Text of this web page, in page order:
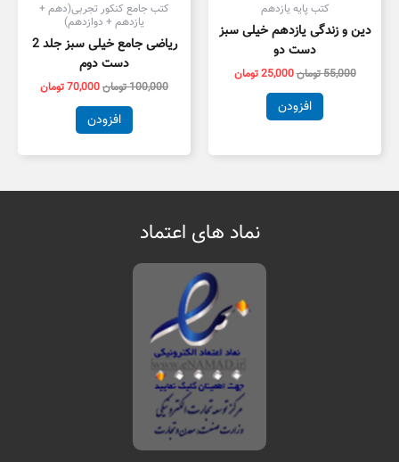
کتب پایه یازدهم
دین و زندگی یازدهم خیلی سبز
دست دو
55,000تومان25,000تومان
افزودن
کتب جامع کنکور تجربی(دهم +
یازدهم + دوازدهم)
ریاضی جامع خیلی سبز جلد 2
دست دوم
100,000تومان70,000تومان
افزودن
نماد های اعتماد